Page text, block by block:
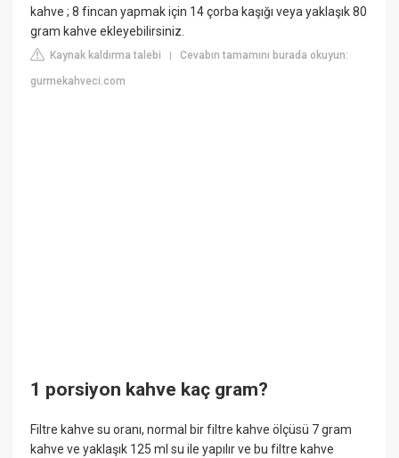
kahve ; 8 fincan yapmak için 14 çorba kaşığı veya yaklaşık 80
gram kahve ekleyebilirsiniz.
Kaynak kaldırma talebi |Cevabın tamamını burada okuyun:
gurmekahveci.com
1 porsiyon kahve kaç gram?
Filtre kahve su oranı, normal bir filtre kahve ölçüsü 7 gram
kahve ve yaklaşık 125 ml su ile yapılır ve bu filtre kahve